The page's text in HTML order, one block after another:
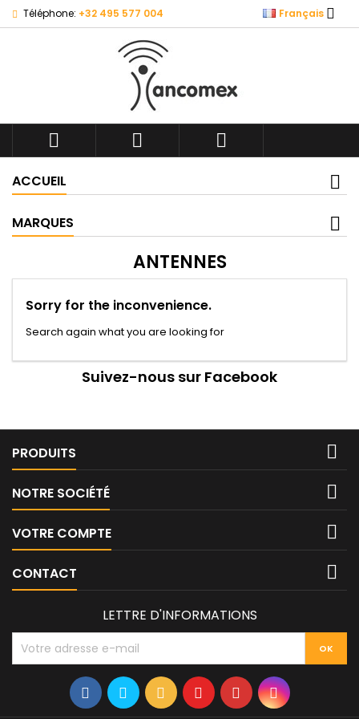
Téléphone: +32 495 577 004 Français 
  
ACCUEIL
MARQUES
ANTENNES
Sorry for the inconvenience.
Search again what you are looking for
Suivez-nous sur Facebook
PRODUITS 
NOTRE SOCIÉTÉ 
VOTRE COMPTE 
CONTACT 
LETTRE D'INFORMATIONS